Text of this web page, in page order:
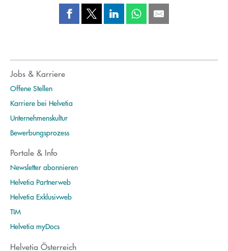
Jobs & Karriere
Offene Stellen
Karriere bei Helvetia
Unternehmenskultur
Bewerbungsprozess
Portale & Info
Newsletter abonnieren
Helvetia Partnerweb
Helvetia Exklusivweb
TIM
Helvetia myDocs
Helvetia Österreich